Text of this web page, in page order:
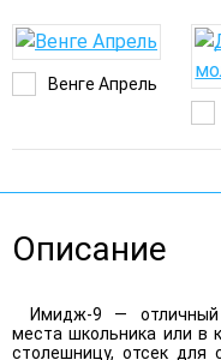
Венге Апрель
Описание
Имидж-9 — отличный
места школьника или в
столешницу, отсек для